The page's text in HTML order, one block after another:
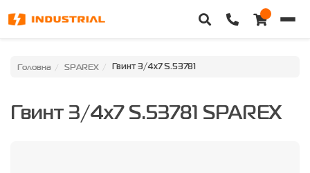
Головна
Головна SPAREX Гвинт 3/4x7 S.53781
Гвинт 3/4x7 S.53781 SPAREX